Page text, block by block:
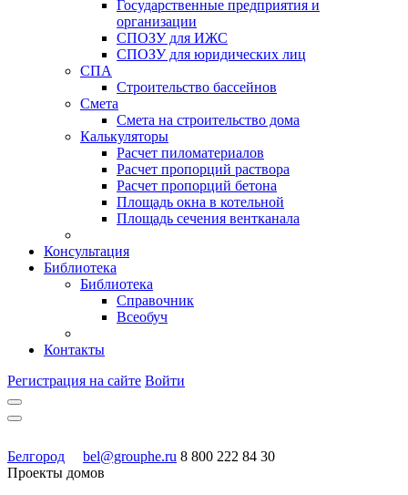
Государственные предприятия и
организации
СПОЗУ для ИЖС
СПОЗУ для юридических лиц
СПА
Строительство бассейнов
Смета
Смета на строительство дома
Калькуляторы
Расчет пиломатериалов
Расчет пропорций раствора
Расчет пропорций бетона
Площадь окна в котельной
Площадь сечения вентканала
Консультация
Библиотека
Библиотека
Справочник
Всеобуч
Контакты
Регистрация на сайте Войти
Белгород bel@grouphe.ru 8 800 222 84 30
Проекты домов